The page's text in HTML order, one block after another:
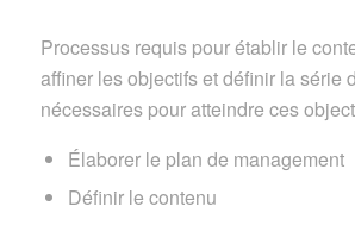
Processus requis pour établir le
affiner les objectifs et définir la série
nécessaires pour atteindre ces
Élaborer le plan de management
Définir le contenu